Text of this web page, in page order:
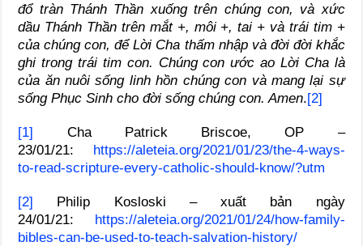
đổ tràn Thánh Thần xuống trên chúng con, và xức
dầu Thánh Thần trên mắt +, môi +, tai + và trái tim +
của chúng con, để Lời Cha thấm nhập và đời đời khắc
ghi trong trái tim con. Chúng con ước ao Lời Cha là
của ăn nuôi sống linh hồn chúng con và mang lại sự
sống Phục Sinh cho đời sống chúng con. Amen.[2]
[1] Cha Patrick Briscoe, OP –
23/01/21: https://aleteia.org/2021/01/23/the-4-ways-
to-read-scripture-every-catholic-should-know/?utm
[2] Philip Kosloski – xuất bản ngày
24/01/21: https://aleteia.org/2021/01/24/how-family-
bibles-can-be-used-to-teach-salvation-history/